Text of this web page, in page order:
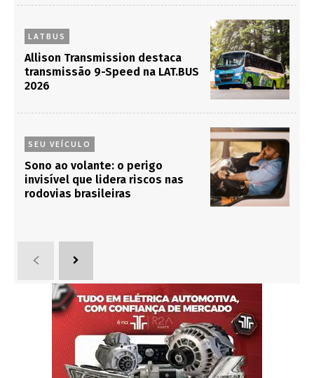
LATBUS
Allison Transmission destaca
transmissão 9-Speed na LAT.BUS
2026
SEU VEÍCULO
Sono ao volante: o perigo
invisível que lidera riscos nas
rodovias brasileiras